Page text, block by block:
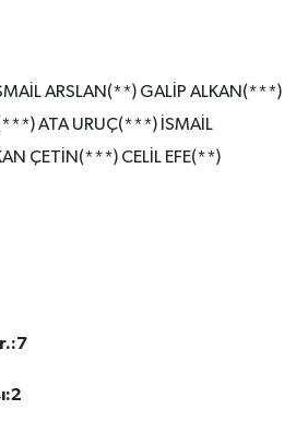
ARSLAN(**) GALİP ALKAN(***)
ATA URUÇ(***) İSMAİL
ÇETİN(***) CELİL EFE(**)